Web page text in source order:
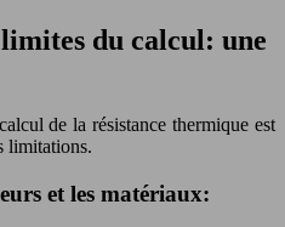
du calcul: une
de la résistance thermique est
limitations.
et les matériaux: